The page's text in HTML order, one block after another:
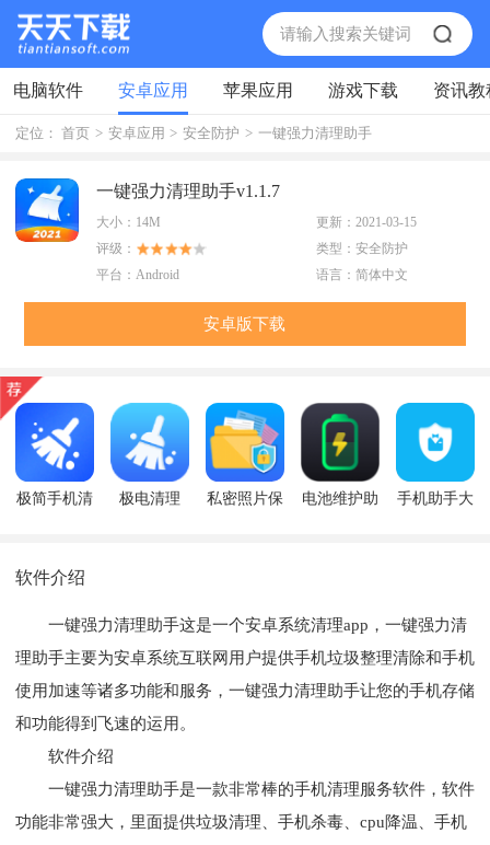
电脑软件 安卓应用 苹果应用 游戏下载 资讯教
定位： 首页 > 安卓应用 > 安全防护 > 一键强力清理助手
一键强力清理助手v1.1.7
大小： 14M 更新： 2021-03-15
评级：
类型： 安全防护
平台： Android 语言： 简体中文
安卓版下载
极简手机清
极电清理
私密照片保
电池维护助
手机助手大
软件介绍
一键强力清理助手这是一个安卓系统清理app，一键强力清
理助手主要为安卓系统互联网用户提供手机垃圾整理清除和手机
使用加速等诸多功能和服务，一键强力清理助手让您的手机存储
和功能得到飞速的运用。
软件介绍
一键强力清理助手是一款非常棒的手机清理服务软件，软件
功能非常强大，里面提供垃圾清理、手机杀毒、cpu降温、手机